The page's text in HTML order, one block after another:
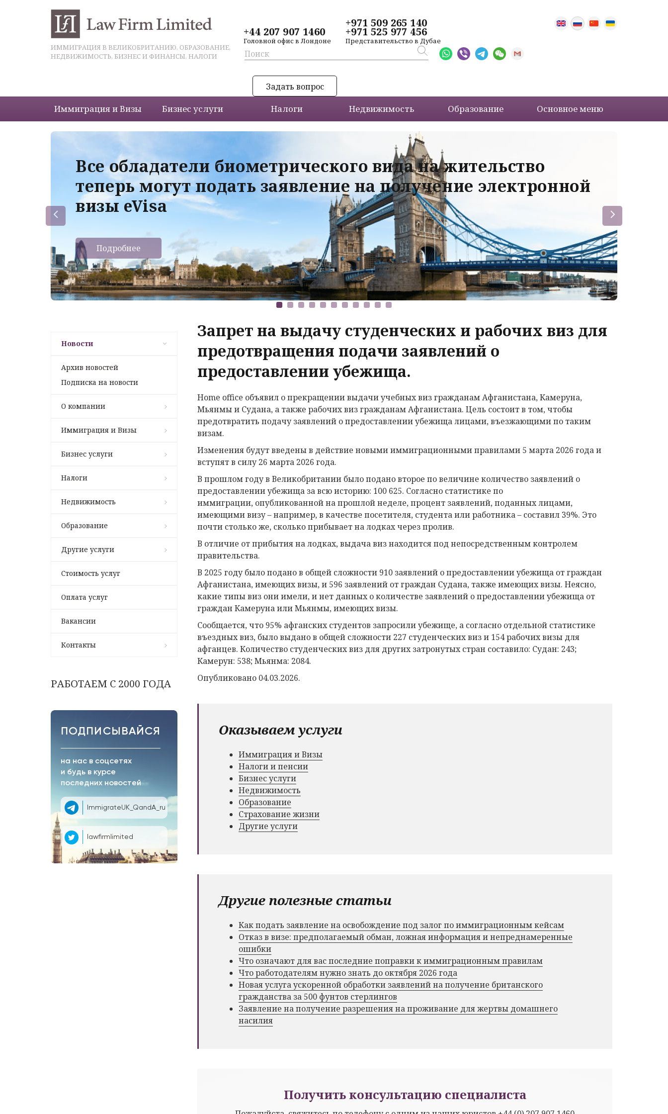
ИММИГРАЦИЯ В ВЕЛИКОБРИТАНИЮ, ОБРАЗОВАНИЕ,
НЕДВИЖИМОСТЬ, БИЗНЕС И ФИНАНСЫ, НАЛОГИ
+44 207 907 1460
Головной офис в Лондоне
+971 509 265 140
+971 525 977 456
Представительство в Дубае
Задать вопрос
Иммиграция и Визы Бизнес услуги Налоги Недвижимость Образование Основное меню
Все обладатели биометрического вида на жительство
теперь могут подать заявление на получение электронной
визы eVisa
Подробнее
Новости
Архив новостей
Подписка на новости
О компании
Иммиграция и Визы
Бизнес услуги
Налоги
Недвижимость
Образование
Другие услуги
Стоимость услуг
Оплата услуг
Вакансии
Контакты
РАБОТАЕМ С 2000 ГОДА
ПОДПИСЫВАЙСЯ
на нас в соцсетях
и будь в курсе
последних новостей
ImmigrateUK_QandA_ru
lawfirmlimited
Запрет на выдачу студенческих и рабочих виз для
предотвращения подачи заявлений о
предоставлении убежища.
Home office объявил опрекращении выдачи учебных виз гражданам Афганистана, Камеруна,
Мьянмы и Судана, а также рабочих виз гражданам Афганистана. Цель состоит в том, чтобы
предотвратить подачу заявлений о предоставлении убежища лицами, въезжающими по таким
визам.
Изменения будут введены в действие новыми иммиграционными правилами 5 марта 2026 года и
вступят в силу 26 марта 2026 года.
В прошлом году в Великобритании было подано второе по величине количество заявлений о
предоставлении убежища за всю историю: 100 625. Согласно статистике по
иммиграции, опубликованной на прошлой неделе, процент заявлений, поданных лицами,
имеющими визу – например, в качестве посетителя, студента или работника – составил 39%. Это
почти столько же, сколько прибывает на лодках через пролив.
В отличие от прибытия на лодках, выдача виз находится под непосредственным контролем
правительства.
В 2025 году было подано в общей сложности 910 заявлений о предоставлении убежища от граждан
Афганистана, имеющих визы, и 596 заявлений от граждан Судана, также имеющих визы. Неясно,
какие типы виз они имели, и нет данных о количестве заявлений о предоставлении убежища от
граждан Камеруна или Мьянмы, имеющих визы.
Сообщается, что 95% афганских студентов запросили убежище, а согласно отдельной статистике
въездных виз, было выдано в общей сложности 227 студенческих виз и 154 рабочих визы для
афганцев. Количество студенческих виз для других затронутых стран составило: Судан: 243;
Камерун: 538; Мьянма: 2084.
Опубликовано 04.03.2026.
Оказываем услуги
Иммиграция и Визы
Налоги и пенсии
Бизнес услуги
Недвижимость
Образование
Страхование жизни
Другие услуги
Другие полезные статьи
Как подать заявление на освобождение под залог по иммиграционным кейсам
Отказ в визе: предполагаемый обман, ложная информация и непреднамеренные
ошибки
Что означают для вас последние поправки к иммиграционным правилам
Что работодателям нужно знать до октября 2026 года
Новая услуга ускоренной обработки заявлений на получение британского
гражданства за 500 фунтов стерлингов
Заявление на получение разрешения на проживание для жертвы домашнего
насилия
Получить консультацию специалиста